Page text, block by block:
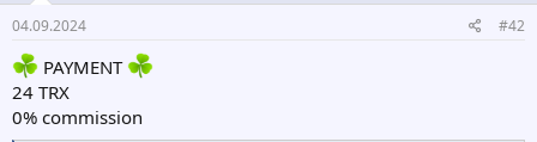
04.09.2024 #42
PAYMENT
24 TRX
0% commission